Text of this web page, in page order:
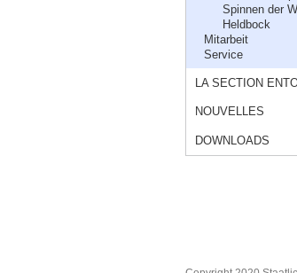
Spinnen der
Heldbock
Mitarbeit
Service
LA SECTION
NOUVELLES
DOWNLOADS